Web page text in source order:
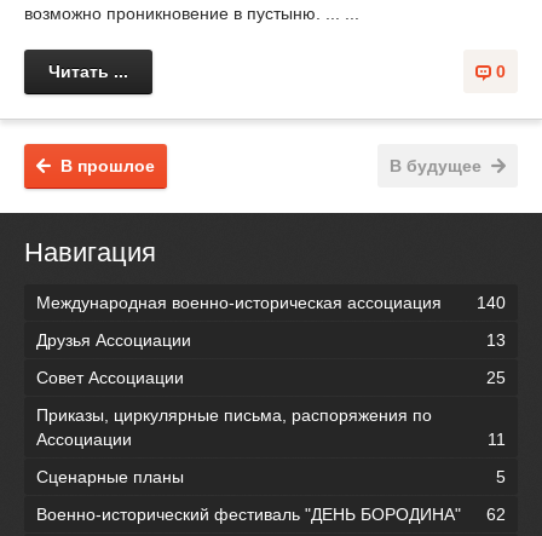
возможно проникновение в пустыню. ... ...
0
Читать ...
В будущее
В прошлое
Навигация
Международная военно-историческая ассоциация
140
Друзья Ассоциации
13
Совет Ассоциации
25
Приказы, циркулярные письма, распоряжения по
Ассоциации
11
Сценарные планы
5
Военно-исторический фестиваль "ДЕНЬ БОРОДИНА"
62